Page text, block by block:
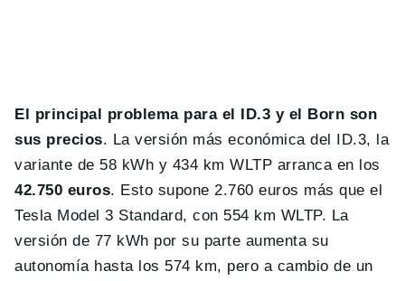
El principal problema para el ID.3 y el Born son
sus precios. La versión más económica del ID.3, la
variante de 58 kWh y 434 km WLTP arranca en los
42.750 euros. Esto supone 2.760 euros más que el
Tesla Model 3 Standard, con 554 km WLTP. La
versión de 77 kWh por su parte aumenta su
autonomía hasta los 574 km, pero a cambio de un